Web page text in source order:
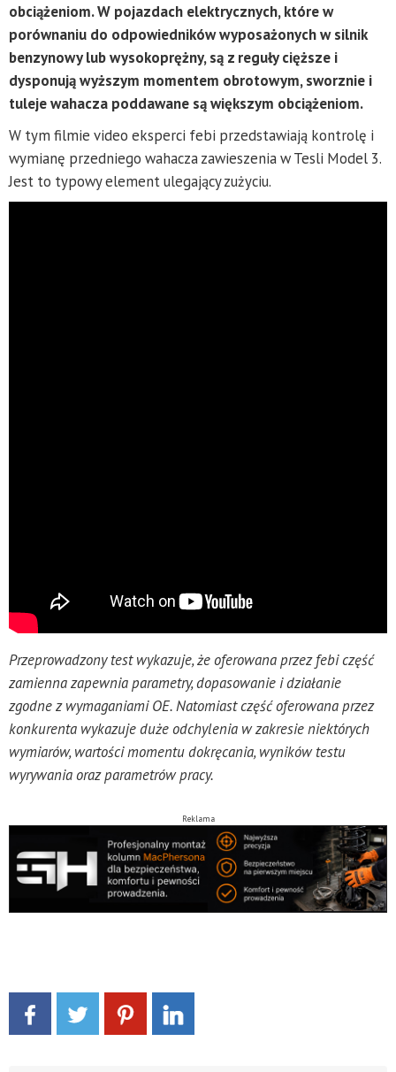
obciążeniom. W pojazdach elektrycznych, które w
porównaniu do odpowiedników wyposażonych w silnik
benzynowy lub wysokoprężny, są z reguły cięższe i
dysponują wyższym momentem obrotowym, sworznie i
tuleje wahacza poddawane są większym obciążeniom.
W tym filmie video eksperci febi przedstawiają kontrolę i
wymianę przedniego wahacza zawieszenia w Tesli Model 3.
Jest to typowy element ulegający zużyciu.
Przeprowadzony test wykazuje, że oferowana przez febi część
zamienna zapewnia parametry, dopasowanie i działanie
zgodne z wymaganiami OE. Natomiast część oferowana przez
konkurenta wykazuje duże odchylenia w zakresie niektórych
wymiarów, wartości momentu dokręcania, wyników testu
wyrywania oraz parametrów pracy.
Reklama